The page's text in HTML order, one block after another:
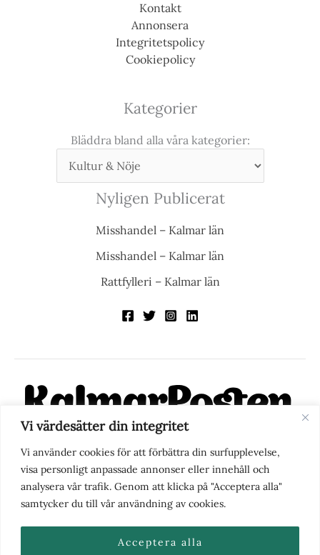
Vi värdesätter din integritet
Vi använder cookies för att förbättra din surfupplevelse,
visa personligt anpassade annonser eller innehåll och
analysera vår trafik. Genom att klicka på "Acceptera alla"
samtycker du till vår användning av cookies.
Acceptera alla
Kontakt
Annonsera
Integritetspolicy
Cookiepolicy
Kategorier
Bläddra bland alla våra kategorier:
Nyligen Publicerat
Misshandel – Kalmar län
Misshandel – Kalmar län
Rattfylleri – Kalmar län
KalmarPosten är en modern lokalnyhetstidning på nätet. Med
fokus på Kalmarregionen, men också med blick för det större
perspektivet, vill vi vara din självklara kanal för nyheter,
berättelser och engagemang. KalmarPosten grundades 1988 och
fick nya ägare 2025.